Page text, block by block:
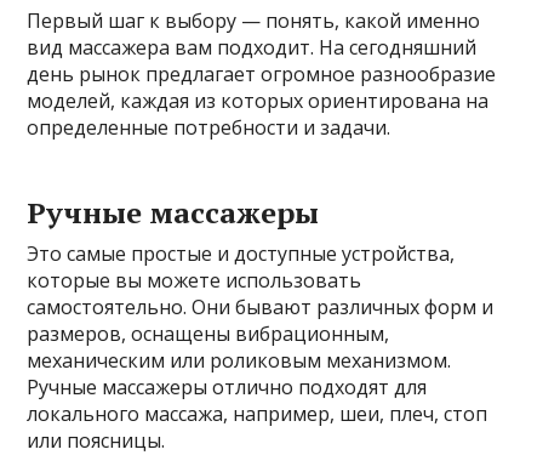
Первый шаг к выбору — понять, какой именно
вид массажера вам подходит. На сегодняшний
день рынок предлагает огромное разнообразие
моделей, каждая из которых ориентирована на
определенные потребности и задачи.
Ручные массажеры
Это самые простые и доступные устройства,
которые вы можете использовать
самостоятельно. Они бывают различных форм и
размеров, оснащены вибрационным,
механическим или роликовым механизмом.
Ручные массажеры отлично подходят для
локального массажа, например, шеи, плеч, стоп
или поясницы.